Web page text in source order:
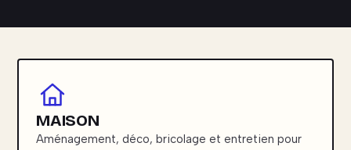
MAISON
Aménagement, déco, bricolage et entretien pour